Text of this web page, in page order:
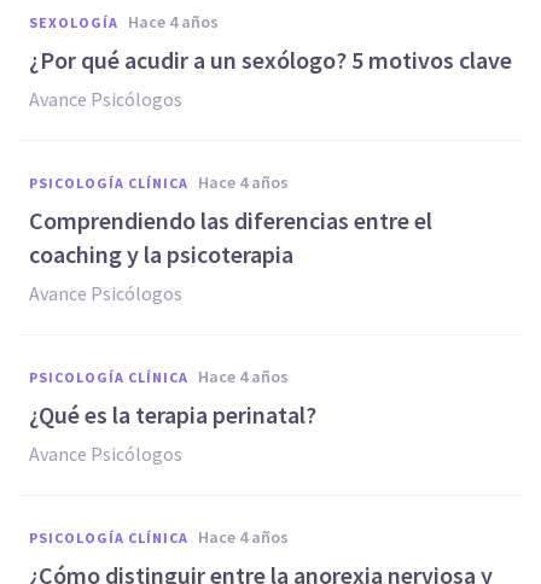
SEXOLOGÍA hace 4 años
¿Por qué acudir a un sexólogo? 5 motivos clave
Avance Psicólogos
PSICOLOGÍA CLÍNICA hace 4 años
Comprendiendo las diferencias entre el
coaching y la psicoterapia
Avance Psicólogos
PSICOLOGÍA CLÍNICA hace 4 años
¿Qué es la terapia perinatal?
Avance Psicólogos
PSICOLOGÍA CLÍNICA hace 4 años
¿Cómo distinguir entre la anorexia nerviosa y